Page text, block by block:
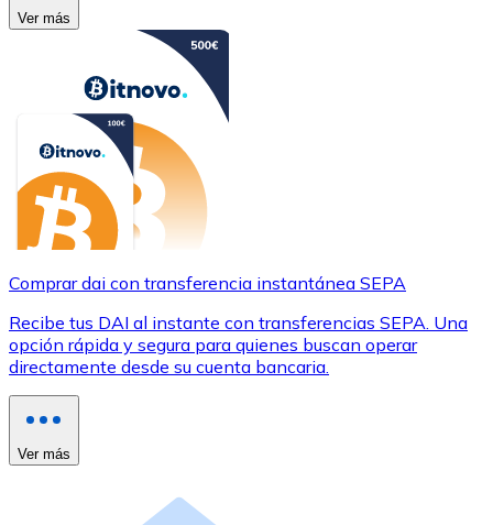
Ver más
Comprar dai con transferencia instantánea SEPA
Recibe tus DAI al instante con transferencias SEPA. Una
opción rápida y segura para quienes buscan operar
directamente desde su cuenta bancaria.
Ver más